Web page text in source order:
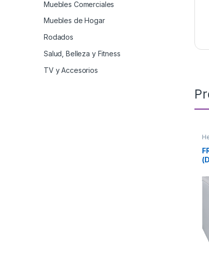
Muebles Comerciales
Muebles de Hogar
Rodados
Salud, Belleza y Fitness
TV y Accesorios